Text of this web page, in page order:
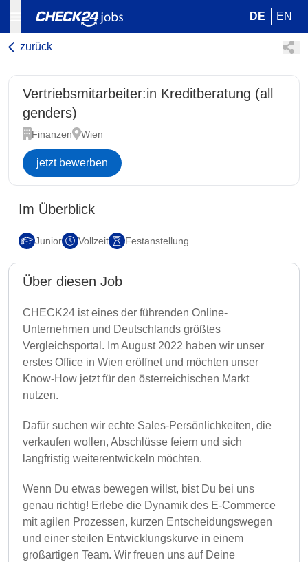
DE EN
zurück
Vertriebsmitarbeiter:in Kreditberatung (all
genders)
Finanzen Wien
jetzt bewerben
Im Überblick
Junior Vollzeit Festanstellung
Über diesen Job
CHECK24 ist eines der führenden Online-
Unternehmen und Deutschlands größtes
Vergleichsportal. Im August 2022 haben wir unser
erstes Office in Wien eröffnet und möchten unser
Know-How jetzt für den österreichischen Markt
nutzen.
Dafür suchen wir echte Sales-Persönlichkeiten, die
verkaufen wollen, Abschlüsse feiern und sich
langfristig weiterentwickeln möchten.
Wenn Du etwas bewegen willst, bist Du bei uns
genau richtig! Erlebe die Dynamik des E-Commerce
mit agilen Prozessen, kurzen Entscheidungswegen
und einer steilen Entwicklungskurve in einem
großartigen Team. Wir freuen uns auf Deine